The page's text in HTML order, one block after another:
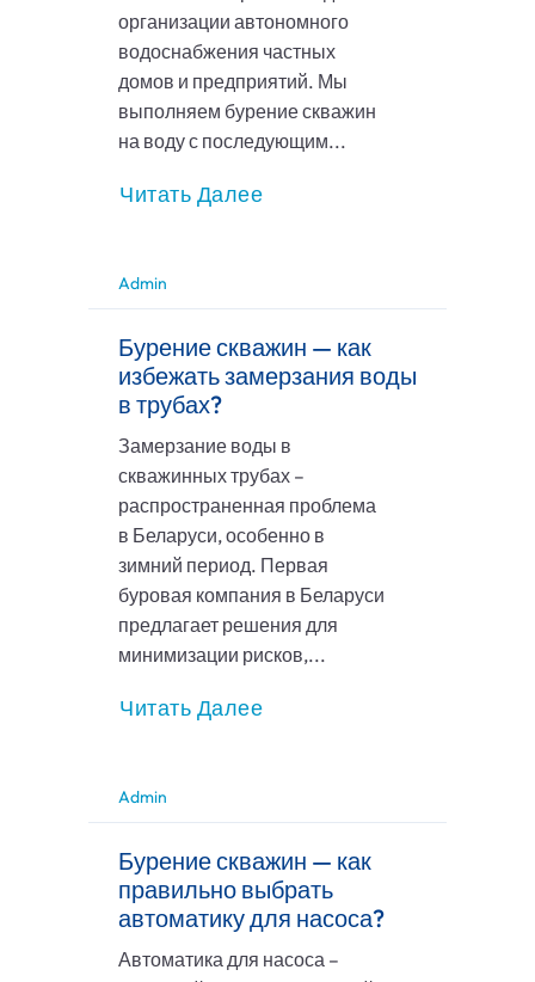
организации автономного
водоснабжения частных
домов и предприятий. Мы
выполняем бурение скважин
на воду с последующим...
Читать Далее
Admin
Бурение скважин — как
избежать замерзания воды
в трубах?
Замерзание воды в
скважинных трубах –
распространенная проблема
в Беларуси, особенно в
зимний период. Первая
буровая компания в Беларуси
предлагает решения для
минимизации рисков,...
Читать Далее
Admin
Бурение скважин — как
правильно выбрать
автоматику для насоса?
Автоматика для насоса –